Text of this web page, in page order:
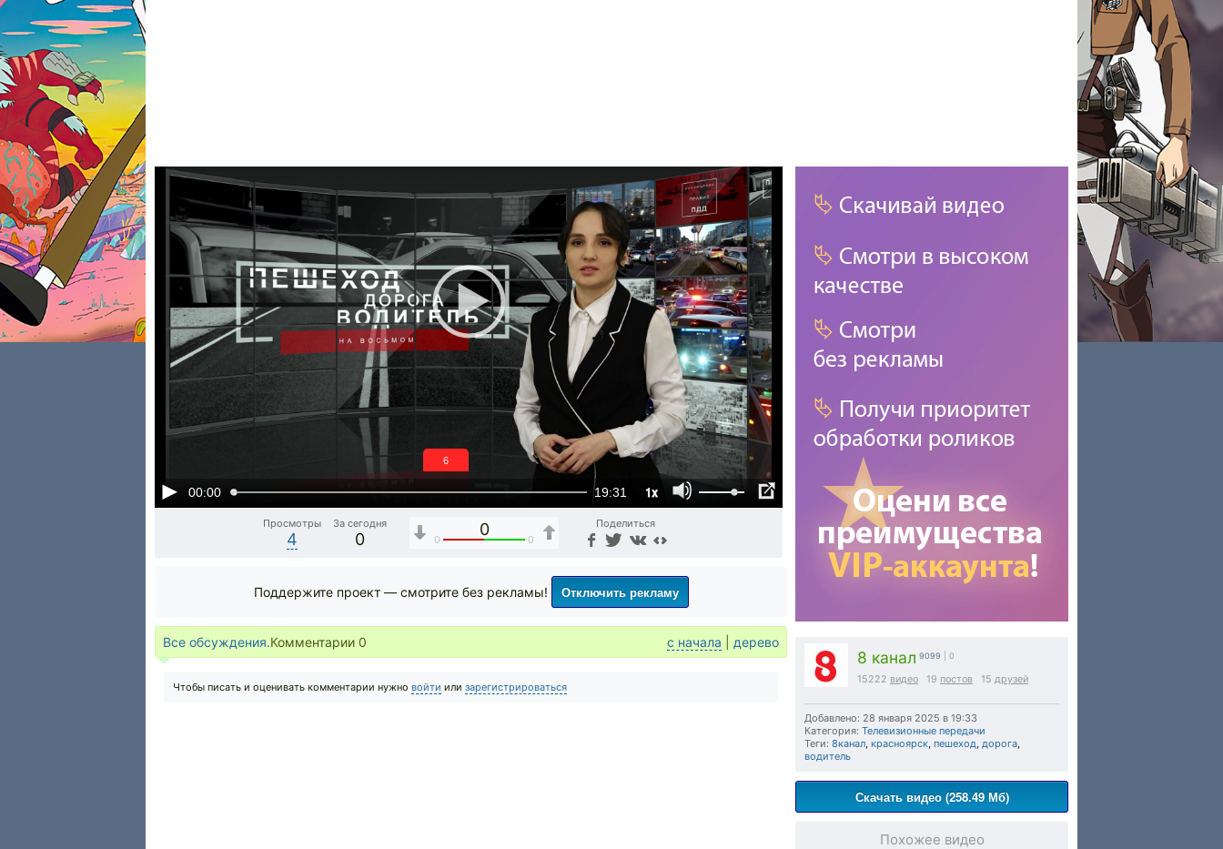
00:00 19:31 1x
5
Просмотры
4
За сегодня
0
0
0 0
Поделиться
8 канал 9099 | 0
15222 видео 19 постов 15 друзей
Добавлено: 28 января 2025 в 19:33
Категория: Телевизионные передачи
Теги: 8канал, красноярск, пешеход, дорога,
водитель
Скачать видео (258.49 Мб)
Похожее видео
Поддержите проект — смотрите без рекламы! Отключить рекламу
Все обсуждения.Комментарии 0 с начала дерево
Чтобы писать и оценивать комментарии нужно войти или зарегистрироваться